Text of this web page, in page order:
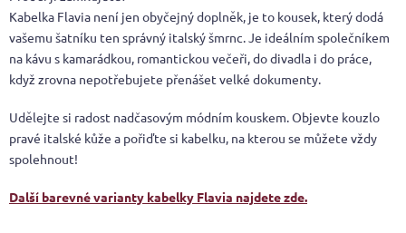
Kabelka Flavia není jen obyčejný doplněk, je to kousek, který dodá
vašemu šatníku ten správný italský šmrnc. Je ideálním společníkem
na kávu s kamarádkou, romantickou večeři, do divadla i do práce,
když zrovna nepotřebujete přenášet velké dokumenty.
Udělejte si radost nadčasovým módním kouskem. Objevte kouzlo
pravé italské kůže a pořiďte si kabelku, na kterou se můžete vždy
spolehnout!
Další barevné varianty kabelky Flavia najdete zde.